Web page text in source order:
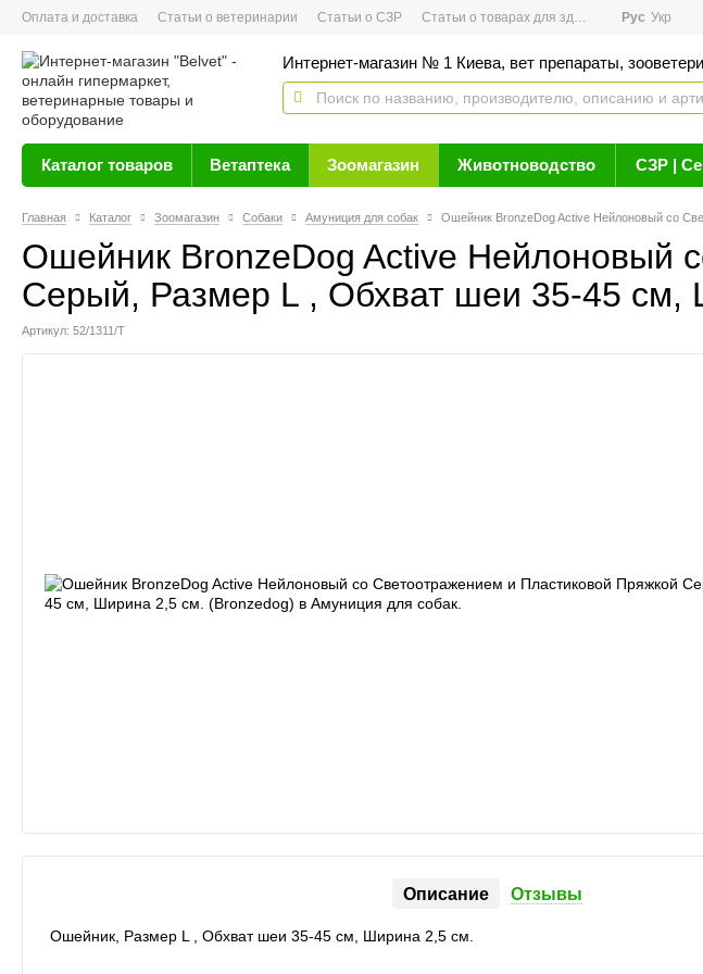
Оплата и доставка Статьи о ветеринарии Статьи о СЗР Статьи о товарах для здоровья Новости
Рус Укр
Интернет-магазин № 1 Киева, вет препараты,
Каталог товаров Ветаптека Зоомагазин Животноводство СЗР |
Главная Каталог Зоомагазин Собаки Амуниция для собак Ошейник BronzeDog Active Нейлоновый со
Ошейник BronzeDog Active Нейлоновый
Серый, Размер L , Обхват шеи 35-45 см,
Артикул: 52/1311/Т
Описание Отзывы
Ошейник, Размер L , Обхват шеи 35-45 см, Ширина 2,5 см.